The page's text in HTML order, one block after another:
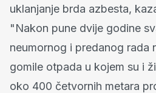
uklanjanje brda azbesta,
"Nakon pune dvije godine
neumornog i predanog rada
gomile otpada u kojem su i
oko 400 četvornih metara